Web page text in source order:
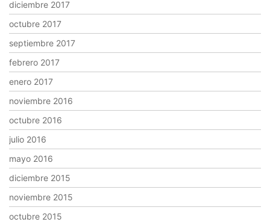
diciembre 2017
octubre 2017
septiembre 2017
febrero 2017
enero 2017
noviembre 2016
octubre 2016
julio 2016
mayo 2016
diciembre 2015
noviembre 2015
octubre 2015